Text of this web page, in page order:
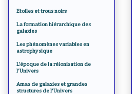
Etoiles et trous noirs
La formation hiérarchique des
galaxies
Les phénomènes variables en
astrophysique
L'époque de la réionisation de
l'Univers
Amas de galaxies et grandes
structures de l'Univers